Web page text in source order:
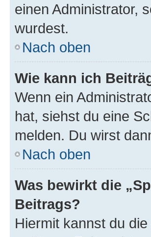
einen Administrator,
wurdest.
Nach oben
Wie kann ich
Wenn ein
hat, siehst du eine
melden. Du wirst
Nach oben
Was bewirkt die
Beitrags?
Hiermit kannst du